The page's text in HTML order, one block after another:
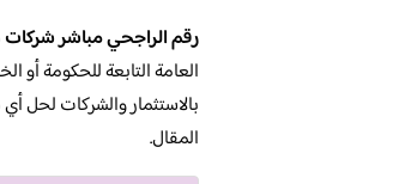
رقم الراجحي مباشر شركات
العامة التابعة للحكومة
بالاستثمار والشركات لحل
المقال.